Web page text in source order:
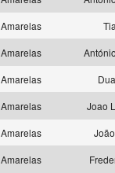
Amarelas
Amarelas
Amarelas
Amarelas
Joao
Amarelas
Amarelas